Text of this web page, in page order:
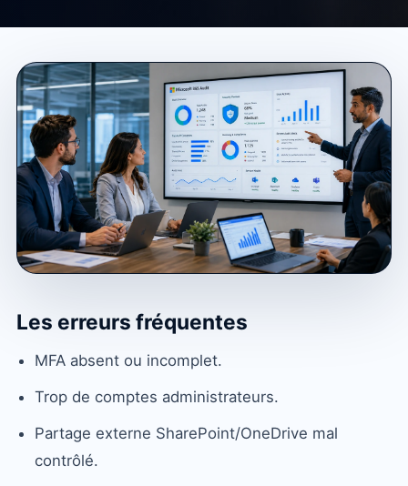
Les erreurs fréquentes
MFA absent ou incomplet.
Trop de comptes administrateurs.
Partage externe SharePoint/OneDrive mal
contrôlé.